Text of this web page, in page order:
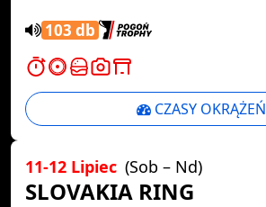
103 db
CZASY OKRĄŻEŃ
11-12 Lipiec (Sob – Nd)
SLOVAKIA RING